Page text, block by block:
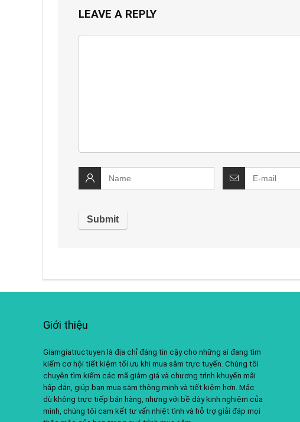
LEAVE A REPLY
Giới thiệu
Giamgiatructuyen là địa chỉ đáng tin cậy cho những ai đang tìm
kiếm cơ hội tiết kiệm tối ưu khi mua sắm trực tuyến. Chúng tôi
chuyên tìm kiếm các mã giảm giá và chương trình khuyến mãi
hấp dẫn, giúp bạn mua sắm thông minh và tiết kiệm hơn. Mặc
dù không trực tiếp bán hàng, nhưng với bề dày kinh nghiệm của
mình, chúng tôi cam kết tư vấn nhiệt tình và hỗ trợ giải đáp mọi